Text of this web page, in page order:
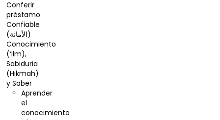
Conferir
préstamo
Confiable
(الأمانة)
Conocimiento
(‘ilm),
Sabiduria
(Hikmah)
y Saber
Aprender
el
conocimiento